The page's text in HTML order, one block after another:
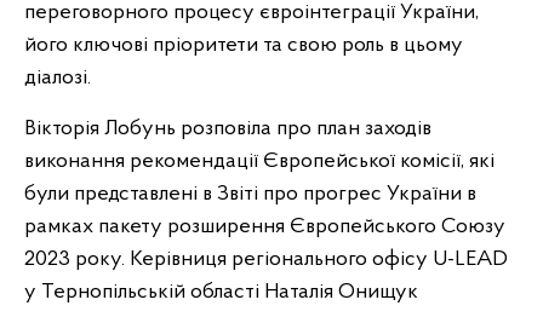
переговорного процесу євроінтеграції України,
його ключові пріоритети та свою роль в цьому
діалозі.
Вікторія Лобунь розповіла про план заходів
виконання рекомендації Європейської комісії, які
були представлені в Звіті про прогрес України в
рамках пакету розширення Європейського Союзу
2023 року. Керівниця регіонального офісу U-LEAD
у Тернопільській області Наталія Онищук